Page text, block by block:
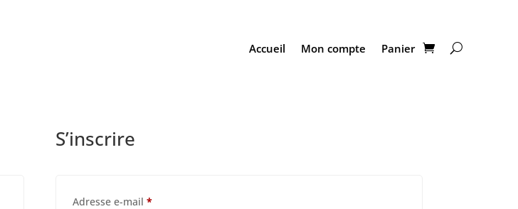
Accueil Mon compte Panier
S’inscrire
Adresse e-mail *Obligatoire